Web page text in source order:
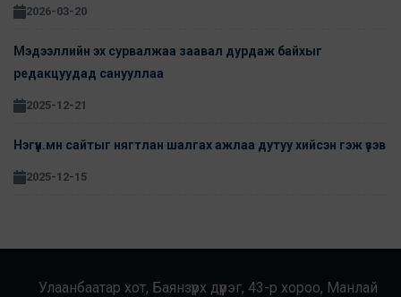
2026-03-20
Мэдээллийн эх сурвалжаа заавал дурдаж байхыг
редакцуудад санууллаа
2025-12-21
Нэгүүн.мн сайтыг нягтлан шалгах ажлаа дутуу хийсэн гэж үзэв
2025-12-15
Улаанбаатар хот, Баянзүрх дүүрэг, 43-р хороо, Манлай